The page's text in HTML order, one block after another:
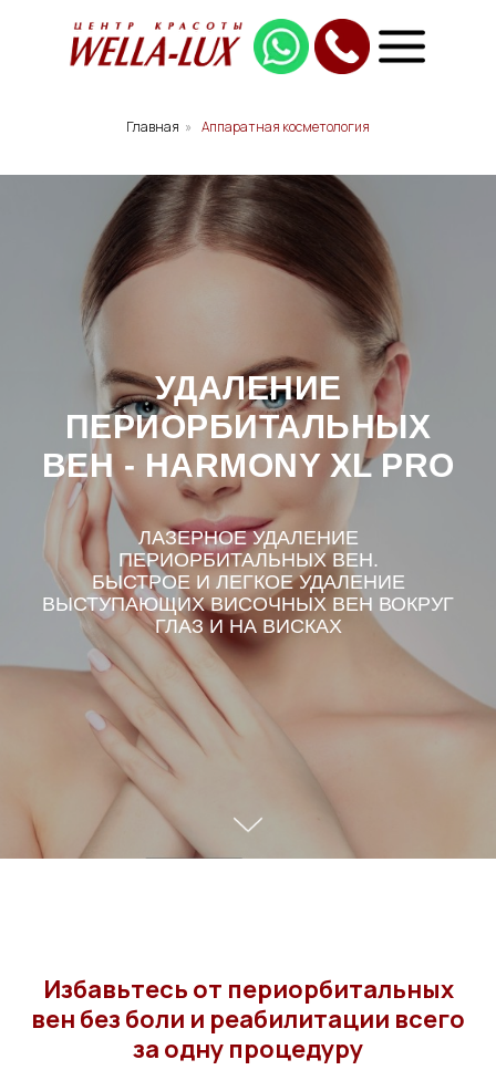
Главная » Аппаратная косметология
УДАЛЕНИЕ
ПЕРИОРБИТАЛЬНЫХ
ВЕН - HARMONY XL PRO
ЛАЗЕРНОЕ УДАЛЕНИЕ
ПЕРИОРБИТАЛЬНЫХ ВЕН.
БЫСТРОЕ И ЛЕГКОЕ УДАЛЕНИЕ
ВЫСТУПАЮЩИХ ВИСОЧНЫХ ВЕН ВОКРУГ
ГЛАЗ И НА ВИСКАХ
Избавьтесь от периорбитальных
вен без боли и реабилитации всего
за одну процедуру